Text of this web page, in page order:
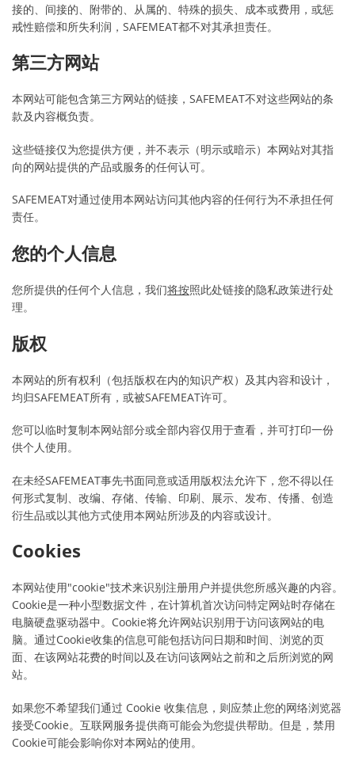
接的、间接的、附带的、从属的、特殊的损失、成本或费用，或惩
戒性赔偿和所失利润，SAFEMEAT都不对其承担责任。
第三方网站
本网站可能包含第三方网站的链接，SAFEMEAT不对这些网站的条
款及内容概负责。
这些链接仅为您提供方便，并不表示（明示或暗示）本网站对其指
向的网站提供的产品或服务的任何认可。
SAFEMEAT对通过使用本网站访问其他内容的任何行为不承担任何
责任。
您的个人信息
您所提供的任何个人信息，我们将按照此处链接的隐私政策进行处
理。
版权
本网站的所有权利（包括版权在内的知识产权）及其内容和设计，
均归SAFEMEAT所有，或被SAFEMEAT许可。
您可以临时复制本网站部分或全部内容仅用于查看，并可打印一份
供个人使用。
在未经SAFEMEAT事先书面同意或适用版权法允许下，您不得以任
何形式复制、改编、存储、传输、印刷、展示、发布、传播、创造
衍生品或以其他方式使用本网站所涉及的内容或设计。
Cookies
本网站使用"cookie"技术来识别注册用户并提供您所感兴趣的内容。
Cookie是一种小型数据文件，在计算机首次访问特定网站时存储在
电脑硬盘驱动器中。Cookie将允许网站识别用于访问该网站的电
脑。通过Cookie收集的信息可能包括访问日期和时间、浏览的页
面、在该网站花费的时间以及在访问该网站之前和之后所浏览的网
站。
如果您不希望我们通过 Cookie 收集信息，则应禁止您的网络浏览器
接受Cookie。互联网服务提供商可能会为您提供帮助。但是，禁用
Cookie可能会影响你对本网站的使用。